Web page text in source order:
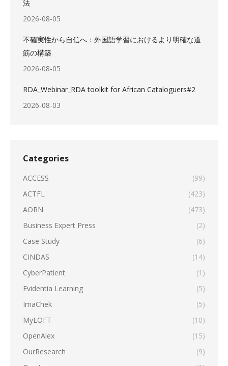
法
2026-08-05
不確実性から自信へ：外国語学習におけるより明確な道
筋の構築
2026-08-05
RDA_Webinar_RDA toolkit for African Cataloguers#2
2026-08-03
Categories
ACCESS
(99)
ACTFL
(423)
AORN
(473)
Business Expert Press
(2)
Case Study
(6)
CINDAS
(14)
CyberPatient
(1)
Evidentia Learning
(5)
ImaChek
(5)
MyLOFT
(10)
OpenAlex
(15)
OurResearch
(9)